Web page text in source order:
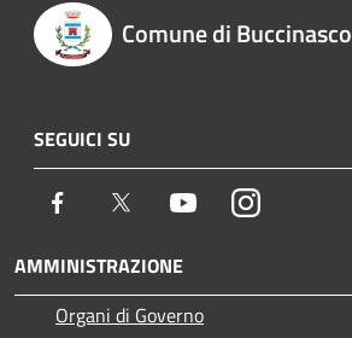
Comune di Buccinasco
SEGUICI SU
Facebook Twitter YoutubeInstagram
AMMINISTRAZIONE
Organi di Governo